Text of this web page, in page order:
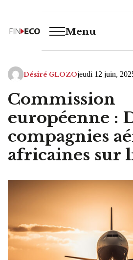
Menu
Désiré GLOZOjeudi 12 juin,
Commission
européenne :
compagnies
africaines sur